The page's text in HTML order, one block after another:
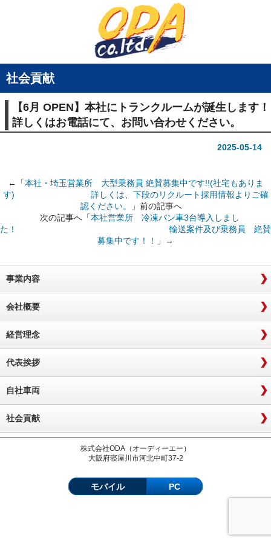
社会貢献
【6月 OPEN】本社にトランクルームが誕生します！
詳しくはお電話にて、お問い合わせください。
2025-05-14
←「本社・埼玉営業所 大型乗務員 絶賛募集中です!!(社宅もありま
す) 詳しくは、下段のリクルート採用情報よりご確
認ください。
」前の記事へ
次の記事へ「本社営業所 冷凍バン車3台導入しまし
た！ 輸送案件及び乗務員 絶賛
募集中です！！
」→
事業内容
会社概要
経営理念
代表挨拶
自社車両
社会貢献
株式会社ODA（オーディーエー）
大阪府寝屋川市河北中町37-2
モバイル PC